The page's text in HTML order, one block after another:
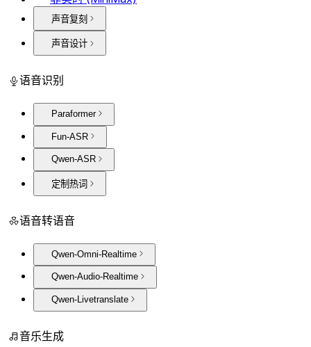
声音复刻
声音设计
语音识别
Paraformer
Fun-ASR
Qwen-ASR
定制热词
语音转语音
Qwen-Omni-Realtime
Qwen-Audio-Realtime
Qwen-Livetranslate
音乐生成